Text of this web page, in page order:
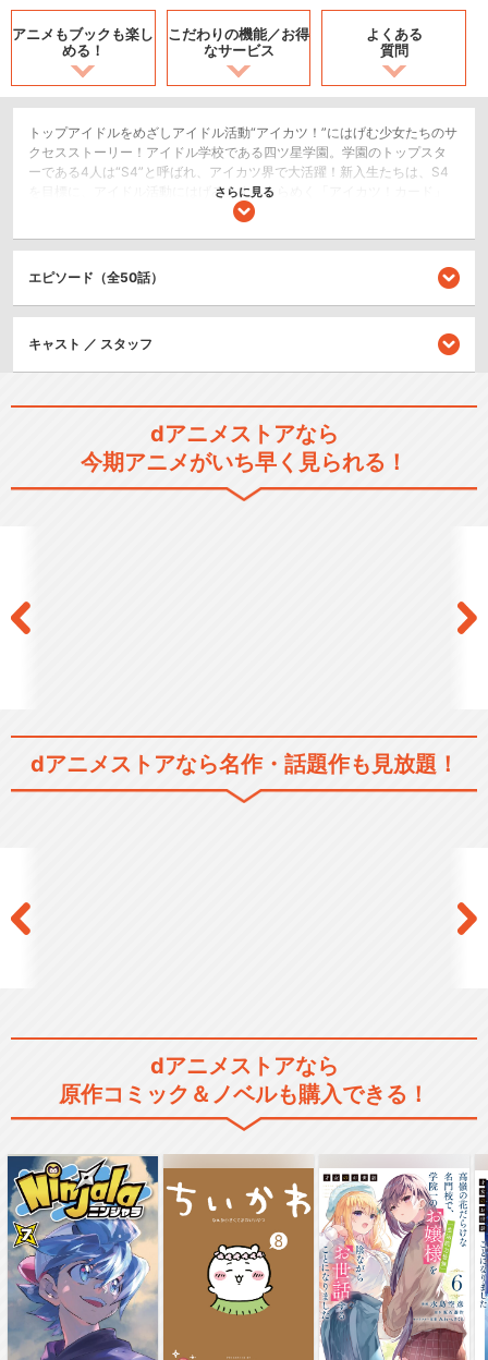
アニメもブックも楽し
める！
こだわりの機能／お得
なサービス
よくある
質問
トップアイドルをめざしアイドル活動“アイカツ！”にはげむ少女たちのサ
クセスストーリー！アイドル学校である四ツ星学園。学園のトップスタ
ーである4人は“S4”と呼ばれ、アイカツ界で大活躍！新入生たちは、S4
を目標に、アイドル活動にはげみます。きらめく「アイカツ！カード」
にグリッター！自分らしく輝くためにセルフプロデュース！強く明るく
んで、新しいアイカツが始まります。アイドルの一番星に向かって、夢
へのスタート!!
アイカツ！
アイカツ！ミュージックアワ
ード みんなで賞をも…
アイカツ！～ねらわれた魔法
のアイカツ！カード～
さらに見る
エピソード（全50話）
キャスト ／ スタッフ
dアニメストアなら
今期アニメがいち早く見られる！
dアニメストアなら名作・話題作も見放題！
dアニメストアなら
原作コミック＆ノベルも購入できる！